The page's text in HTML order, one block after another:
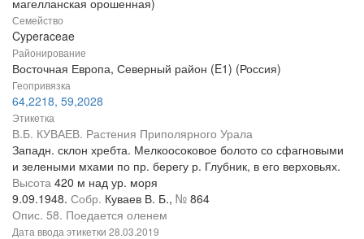
Семейство
Cyperaceae
Районирование
Восточная Европа, Северный район (E1) (Россия)
Геопривязка
64,2218, 59,2028
Этикетка
В.Б. КУВАЕВ. Растения Приполярного Урала
Западн. склон хребта. Мелкоосоковое болото со сфагновыми
и зелеными мхами по пр. берегу р. Глубник, в его верховьях.
Высота 420 м над ур. моря
9.09.1948. Собр. Куваев В. Б., № 864
Опис. 58. Поедается оленем
Дата ввода этикетки 28.03.2019